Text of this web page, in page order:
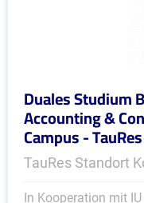
Duales Studium
Accounting &
Campus -
TauRes Standort
In Kooperation mit